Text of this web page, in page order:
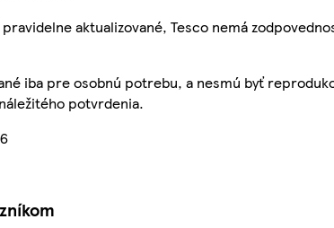
aktualizované, Tesco nemá
iba pre osobnú potrebu, a nesmú byť
potvrdenia.